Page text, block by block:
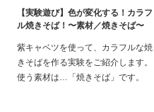
【実験遊び】色が変化する！カラフ
ル焼きそば！〜素材／焼きそば〜
紫キャベツを使って、カラフルな焼
きそばを作る実験をご紹介します。
使う素材は…「焼きそば」です。